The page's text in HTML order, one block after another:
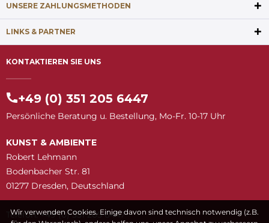
UNSERE ZAHLUNGSMETHODEN
LINKS & PARTNER
KONTAKTIEREN SIE UNS
+49 (0) 351 205 6447
Persönliche Beratung u. Bestellung, Mo-Fr. 10-17 Uhr
KUNST & AMBIENTE
Robert Lehmann
Bodenbacher Str. 81
01277 Dresden, Deutschland
Telefon: +49 (0) 351 205 6447
Wir verwenden Cookies. Einige davon sind technisch notwendig (z.B.